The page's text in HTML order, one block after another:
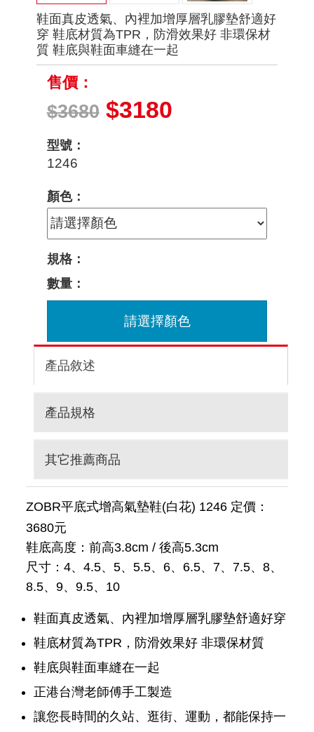
鞋面真皮透氣、內裡加增厚層乳膠墊舒適好
穿 鞋底材質為TPR，防滑效果好 非環保材
質 鞋底與鞋面車縫在一起
售價：
$3680$3180
型號：
1246
顏色：
規格：
數量：
請選擇顏色
產品敘述
產品規格
其它推薦商品
ZOBR平底式增高氣墊鞋(白花) 1246 定價：
3680元
鞋底高度：前高3.8cm / 後高5.3cm
尺寸：4、4.5、5、5.5、6、6.5、7、7.5、8、
8.5、9、9.5、10
鞋面真皮透氣、內裡加增厚層乳膠墊舒適好穿
鞋底材質為TPR，防滑效果好 非環保材質
鞋底與鞋面車縫在一起
正港台灣老師傅手工製造
讓您長時間的久站、逛街、運動，都能保持一